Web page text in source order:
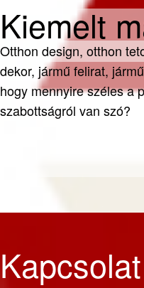
Kiemelt
Otthon design, otthon
dekor, jármű felirat,
hogy mennyire széles a
szabottságról van szó?
Kapcsolat